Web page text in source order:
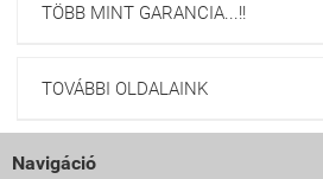
TÖBB MINT GARANCIA...!!
TOVÁBBI OLDALAINK
Navigáció